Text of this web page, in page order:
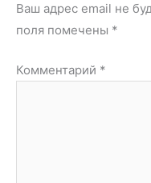
Ваш адрес email не
поля помечены *
Комментарий *